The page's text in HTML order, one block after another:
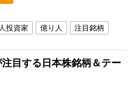
投資家 億り人 注目銘柄
注目する日本株銘柄＆テー